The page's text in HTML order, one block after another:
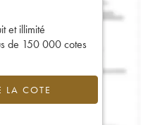
et illimité
de 150 000 cotes
LA COTE